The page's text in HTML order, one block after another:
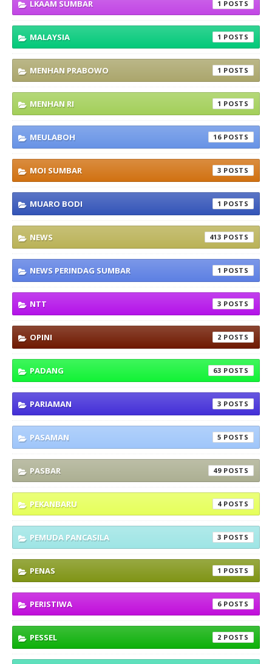
LKAAM SUMBAR 1
MALAYSIA 1
MENHAN PRABOWO 1
MENHAN RI 1
MEULABOH 16
MOI SUMBAR 3
MUARO BODI 1
NEWS 413
NEWS PERINDAG SUMBAR 1
NTT 3
OPINI 2
PADANG 63
PARIAMAN 3
PASAMAN 5
PASBAR 49
PEKANBARU 4
PEMUDA PANCASILA 3
PENAS 1
PERISTIWA 6
PESSEL 2